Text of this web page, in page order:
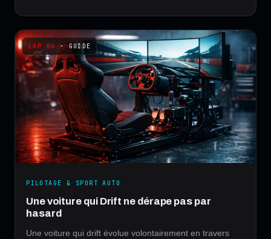
· GUIDE
PILOTAGE & SPORT AUTO
Une voiture qui Drift ne dérape pas par
hasard
Une voiture qui drift évolue volontairement en travers